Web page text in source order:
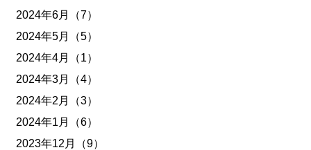
2024年6月（7）
2024年5月（5）
2024年4月（1）
2024年3月（4）
2024年2月（3）
2024年1月（6）
2023年12月（9）